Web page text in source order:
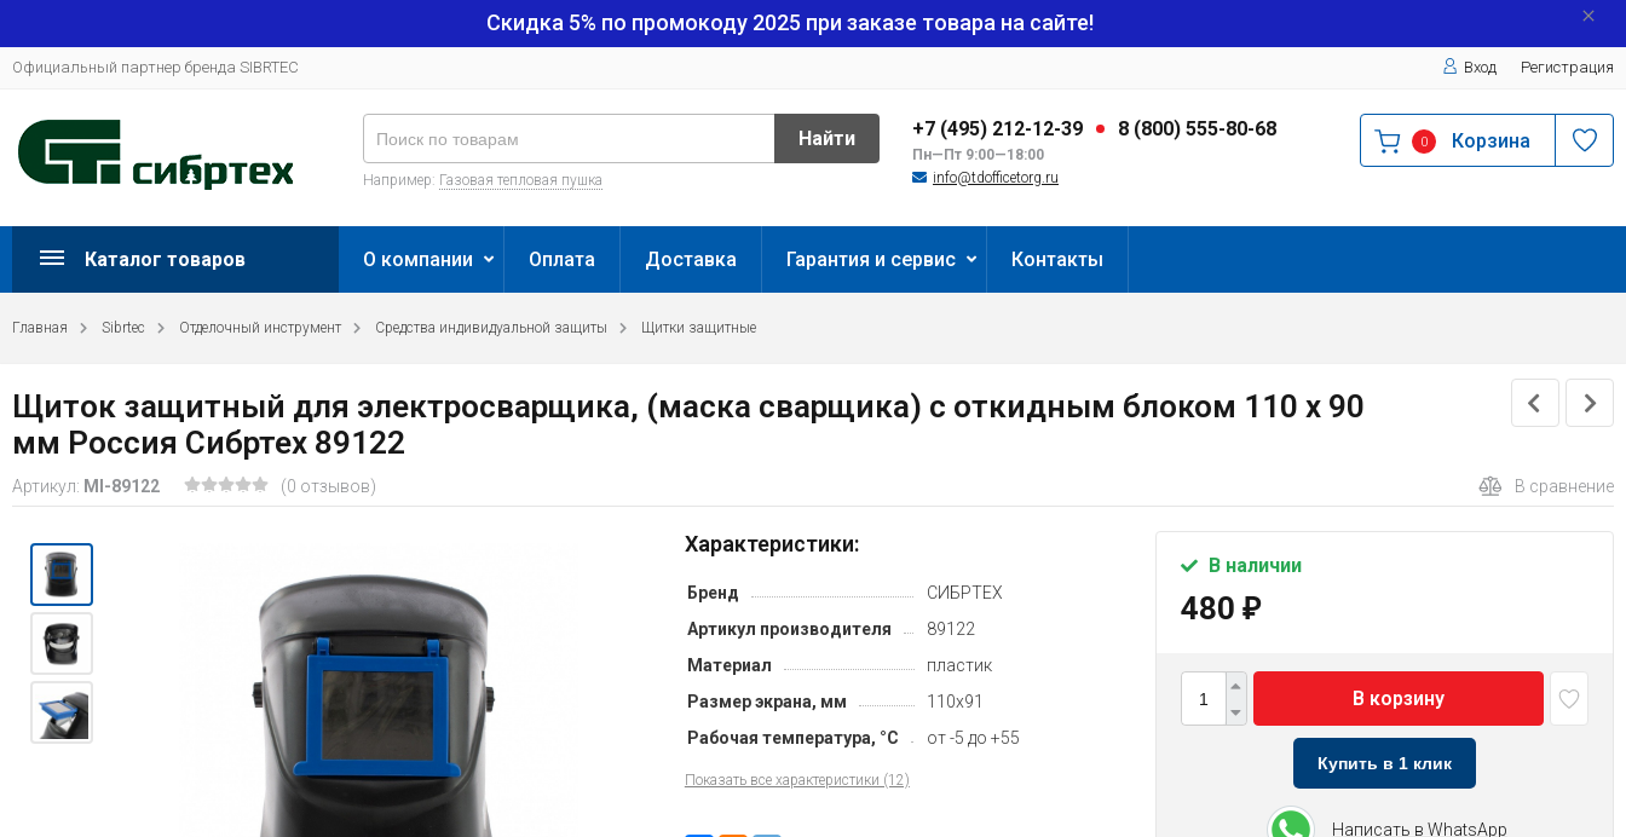
Скидка 5% по промокоду 2025 при заказе товара на сайте!
Официальный партнер бренда SIBRTEC Вход Регистрация
+7 (495) 212-12-39 8 (800) 555-80-68
Пн—Пт 9:00—18:00
info@tdofficetorg.ru
Найти
Например: Газовая тепловая пушка
0 Корзина
Каталог товаров О компании Оплата Доставка Гарантия и сервис Контакты
Главная Sibrtec Отделочный инструмент Средства индивидуальной защиты Щитки защитные
Щиток защитный для электросварщика, (маска сварщика) с откидным блоком 110 x 90
мм Россия Сибртех 89122
Артикул: MI-89122 (0 отзывов) В сравнение
Характеристики:
Бренд
СИБРТЕХ
Артикул производителя
89122
Материал
пластик
Размер экрана, мм
110х91
Рабочая температура, °С
от -5 до +55
Показать все характеристики (12)
В наличии
480 ₽
В корзину
Купить в 1 клик
Написать в WhatsApp